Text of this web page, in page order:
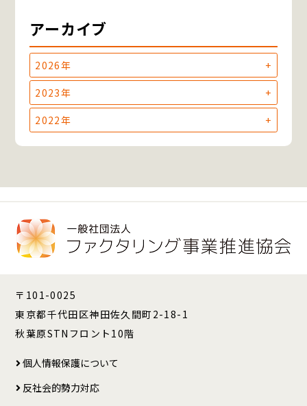
アーカイブ
2026年
2023年
2022年
〒101-0025
東京都千代田区神田佐久間町2-18-1
秋葉原STNフロント10階
個人情報保護について
反社会的勢力対応